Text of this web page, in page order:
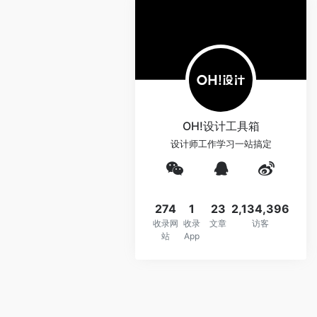
OH!设计工具箱
设计师工作学习一站搞定
274
收录网
站
1
收录
App
23
文章
2,134,396
访客